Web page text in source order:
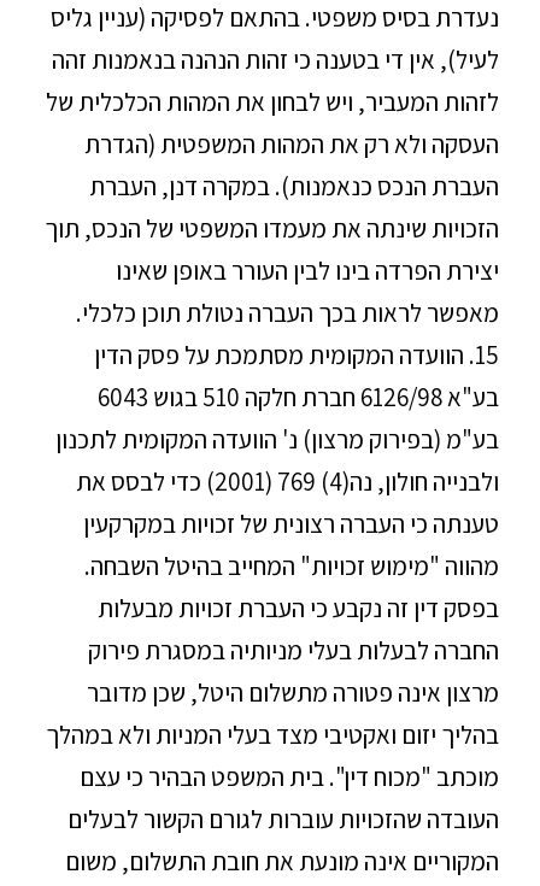
נעדרת בסיס משפטי. בהתאם לפסיקה (עניין גליס
לעיל), אין די בטענה כי זהות הנהנה בנאמנות זהה
לזהות המעביר, ויש לבחון את המהות הכלכלית של
העסקה ולא רק את המהות המשפטית (הגדרת
העברת הנכס כנאמנות). במקרה דנן, העברת
הזכויות שינתה את מעמדו המשפטי של הנכס, תוך
יצירת הפרדה בינו לבין העורר באופן שאינו
מאפשר לראות בכך העברה נטולת תוכן כלכלי.
15. הוועדה המקומית מסתמכת על פסק הדין
בע"א 6126/98 חברת חלקה 510 בגוש 6043
בע"מ (בפירוק מרצון) נ' הוועדה המקומית לתכנון
ולבנייה חולון, נה(4) 769 (2001) כדי לבסס את
טענתה כי העברה רצונית של זכויות במקרקעין
מהווה "מימוש זכויות" המחייב בהיטל השבחה.
בפסק דין זה נקבע כי העברת זכויות מבעלות
החברה לבעלות בעלי מניותיה במסגרת פירוק
מרצון אינה פטורה מתשלום היטל, שכן מדובר
בהליך יזום ואקטיבי מצד בעלי המניות ולא במהלך
מוכתב "מכוח דין". בית המשפט הבהיר כי עצם
העובדה שהזכויות עוברות לגורם הקשור לבעלים
המקוריים אינה מונעת את חובת התשלום, משום